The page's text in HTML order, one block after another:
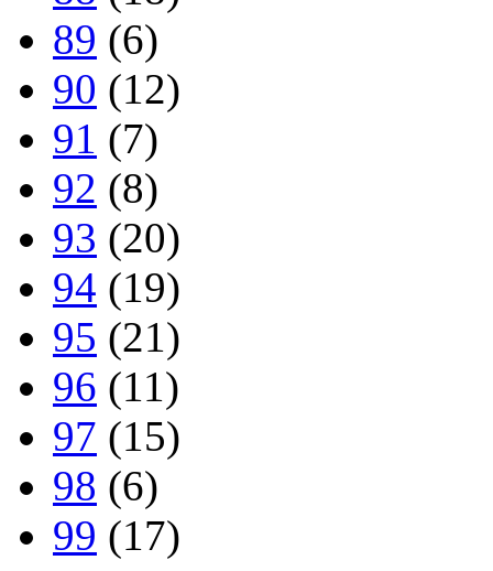
89 (6)
90 (12)
91 (7)
92 (8)
93 (20)
94 (19)
95 (21)
96 (11)
97 (15)
98 (6)
99 (17)